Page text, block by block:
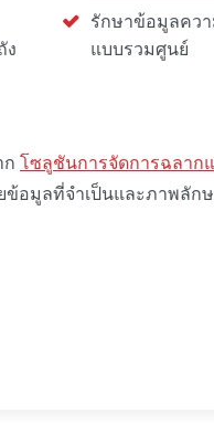
ง
รักษาข้อมูลคว
แบบรวมศูนย์
กโซลูชันการจัดการฉลาก
มูลที่จำเป็นและภาพลัก